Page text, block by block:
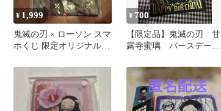
¥ 1,999
鬼滅の刃 × ローソン スマ
ホくじ 限定オリジナルT
¥ 700
【限定品】鬼滅の刃 甘
露寺蜜璃 バースデー缶